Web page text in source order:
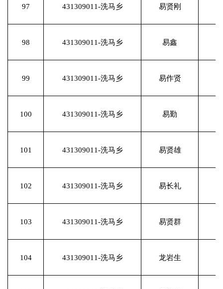
97 431309011-洗马乡 易贤刚
98 431309011-洗马乡 易鑫
99 431309011-洗马乡 易作贤
100 431309011-洗马乡 易勤
101 431309011-洗马乡 易贤雄
102 431309011-洗马乡 易长礼
103 431309011-洗马乡 易贤群
104 431309011-洗马乡 龙岩生